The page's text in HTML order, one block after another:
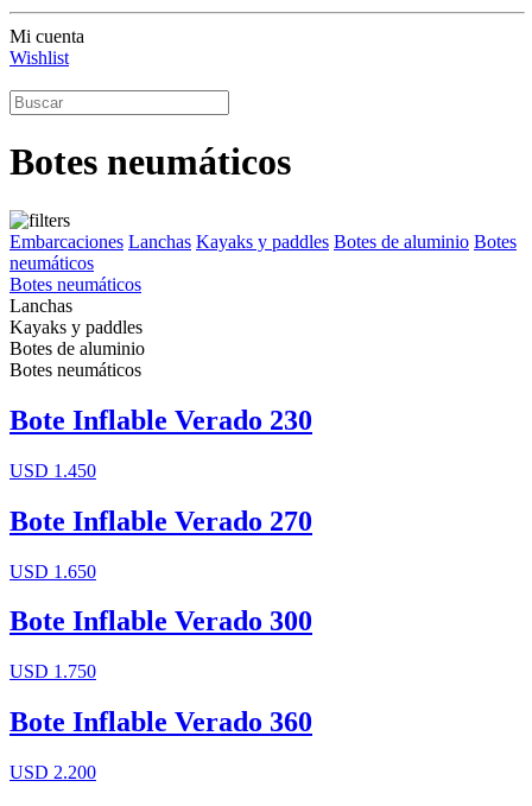
Mi cuenta
Wishlist
Botes neumáticos
Embarcaciones Lanchas Kayaks y paddles Botes de aluminio Botes
neumáticos
Botes neumáticos
Lanchas
Kayaks y paddles
Botes de aluminio
Botes neumáticos
Bote Inflable Verado 230
USD 1.450
Bote Inflable Verado 270
USD 1.650
Bote Inflable Verado 300
USD 1.750
Bote Inflable Verado 360
USD 2.200